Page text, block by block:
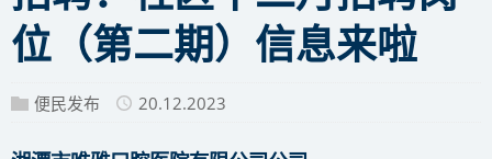
位（第二期）信息来啦
便民发布 20.12.2023